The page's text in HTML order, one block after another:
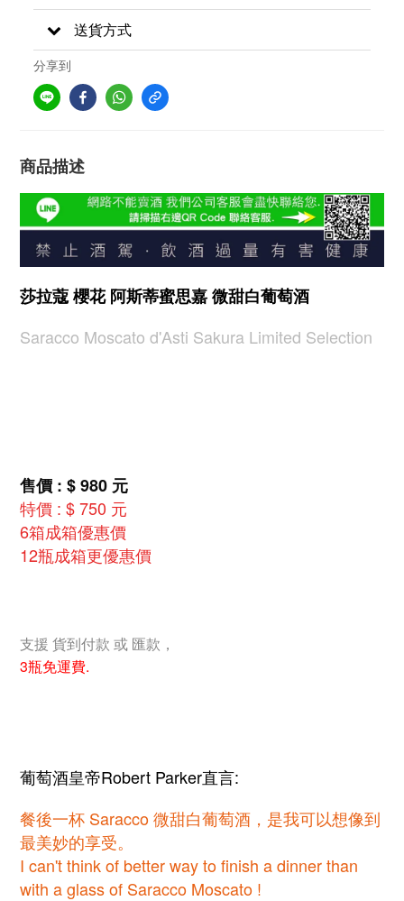
送貨方式
分享到
商品描述
莎拉蔻 櫻花 阿斯蒂蜜思嘉 微甜白葡萄酒
Saracco Moscato d'Asti Sakura Limited Selection
售價 : $ 980 元
特價 : $ 750 元
6箱成箱優惠價
12瓶成箱更優惠價
支援 貨到付款 或 匯款，
3瓶免運費.
葡萄酒皇帝Robert Parker直言:
餐後一杯 Saracco 微甜白葡萄酒，是我可以想像到
最美妙的享受。
I can't think of better way to finish a dinner than
with a glass of Saracco Moscato !